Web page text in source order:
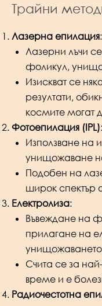
Трайни
Лазерна епилация:
Лазерни лъчи
фоликул,
Изискват се
резултати,
космите могат
Фотоепилация (IPL):
Използване на
унищожаване
Подобен на
широк спектър
Електролиза:
Въвеждане на
прилагане на
Счита се за
време и е
Радиочестотна